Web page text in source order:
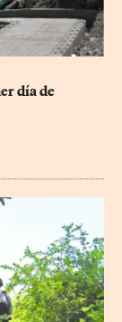
día de